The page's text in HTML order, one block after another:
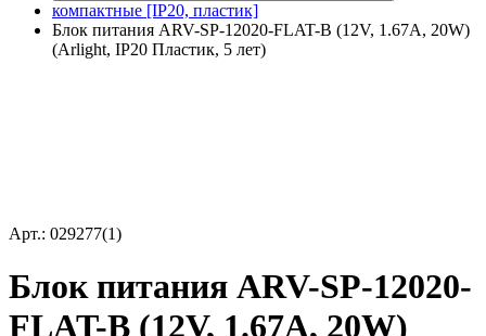
компактные [IP20, пластик]
Блок питания ARV-SP-12020-FLAT-B (12V, 1.67A, 20W)
(Arlight, IP20 Пластик, 5 лет)
Арт.: 029277(1)
Блок питания ARV-SP-12020-
FLAT-B (12V, 1.67A, 20W)